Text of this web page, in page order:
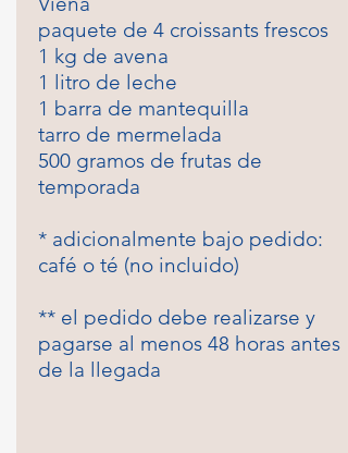
paquete de 4 croissants frescos
1 kg de avena
1 litro de leche
1 barra de mantequilla
tarro de mermelada
500 gramos de frutas de
temporada
* adicionalmente bajo pedido:
café o té (no incluido)
** el pedido debe realizarse y
pagarse al menos 48 horas antes
de la llegada